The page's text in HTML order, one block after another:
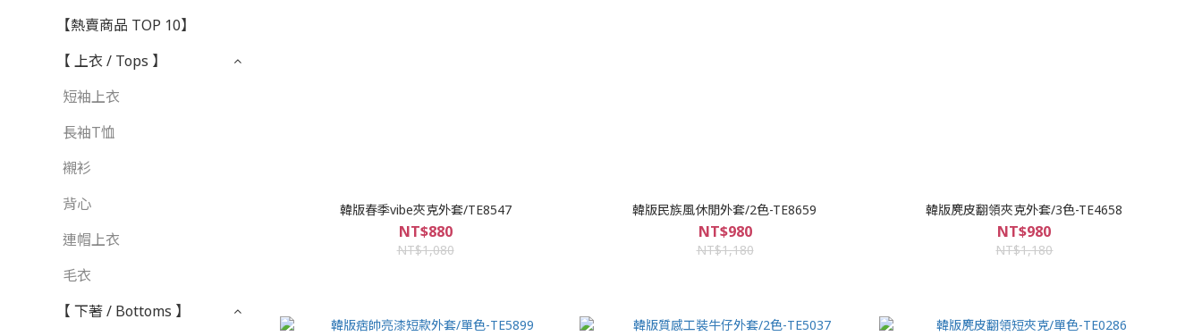
【熱賣商品 TOP 10】
【 上衣 / Tops 】
短袖上衣
長袖T恤
襯衫
背心
連帽上衣
毛衣
【 下著 / Bottoms 】
韓版春季vibe夾克外套/TE8547
NT$880
NT$1,080
韓版民族風休閒外套/2色-TE8659
NT$980
NT$1,180
韓版麂皮翻領夾克外套/3色-TE4658
NT$980
NT$1,180